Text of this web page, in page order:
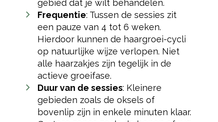
gebied dat je wilt behandelen.
Frequentie: Tussen de sessies zit
een pauze van 4 tot 6 weken.
Hierdoor kunnen de haargroei-cycli
op natuurlijke wijze verlopen. Niet
alle haarzakjes zijn tegelijk in de
actieve groeifase.
Duur van de sessies: Kleinere
gebieden zoals de oksels of
bovenlip zijn in enkele minuten klaar.